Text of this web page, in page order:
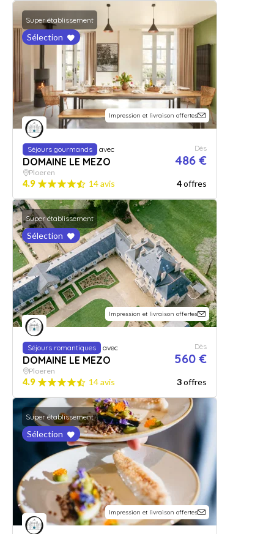
Super établissement
Sélection
Impression et livraison offertes
Séjours gourmands avec
DOMAINE LE MEZO
Dès
486 €
Ploeren
4.9 14 avis 4offres
Super établissement
Sélection
Impression et livraison offertes
Séjours romantiques avec
DOMAINE LE MEZO
Dès
560 €
Ploeren
4.9 14 avis 3offres
Super établissement
Sélection
Impression et livraison offertes